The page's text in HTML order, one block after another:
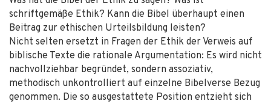
schriftgemäße Ethik? Kann die Bibel überhaupt einen
Beitrag zur ethischen Urteilsbildung leisten?
Nicht selten ersetzt in Fragen der Ethik der Verweis auf
biblische Texte die rationale Argumentation: Es wird nicht
nachvollziehbar begründet, sondern assoziativ,
methodisch unkontrolliert auf einzelne Bibelverse Bezug
genommen. Die so ausgestattete Position entzieht sich